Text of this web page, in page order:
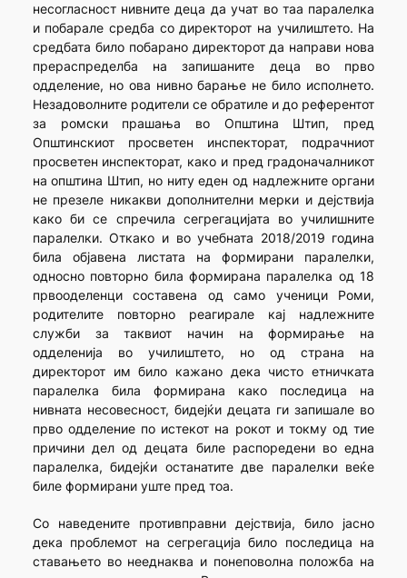
несогласност нивните деца да учат во таа паралелка
и побарале средба со директорот на училиштето. На
средбата било побарано директорот да направи нова
прераспределба на запишаните деца во прво
одделение, но ова нивно барање не било исполнето.
Незадоволните родители се обратиле и до референтот
за ромски прашања во Општина Штип, пред
Општинскиот просветен инспекторат, подрачниот
просветен инспекторат, како и пред градоначалникот
на општина Штип, но ниту еден од надлежните органи
не презеле никакви дополнителни мерки и дејствија
како би се спречила сегрегацијата во училишните
паралелки. Откако и во учебната 2018/2019 година
била објавена листата на формирани паралелки,
односно повторно била формирана паралелка од 18
првооделенци составена од само ученици Роми,
родителите повторно реагирале кај надлежните
служби за таквиот начин на формирање на
одделенија во училиштето, но од страна на
директорот им било кажано дека чисто етничката
паралелка била формирана како последица на
нивната несовесност, бидејќи децата ги запишале во
прво одделение по истекот на рокот и токму од тие
причини дел од децата биле распоредени во една
паралелка, бидејќи останатите две паралелки веќе
биле формирани уште пред тоа.
Со наведените противправни дејствија, било јасно
дека проблемот на сегрегација било последица на
ставањето во нееднаква и понеповолна положба на